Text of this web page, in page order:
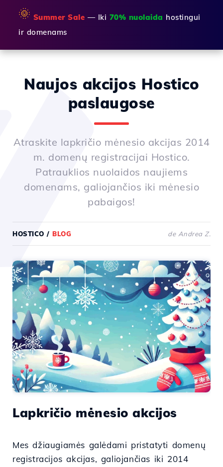
🌞 Summer Sale — Iki 70% nuolaida hostingui
ir domenams
Naujos akcijos Hostico
paslaugose
Atraskite lapkričio mėnesio akcijas 2014
m. domenų registracijai Hostico.
Patrauklios nuolaidos naujiems
domenams, galiojančios iki mėnesio
pabaigos!
HOSTICO / BLOG de Andrea Z.
Lapkričio mėnesio akcijos
Mes džiaugiamės galėdami pristatyti domenų
registracijos akcijas, galiojančias iki 2014